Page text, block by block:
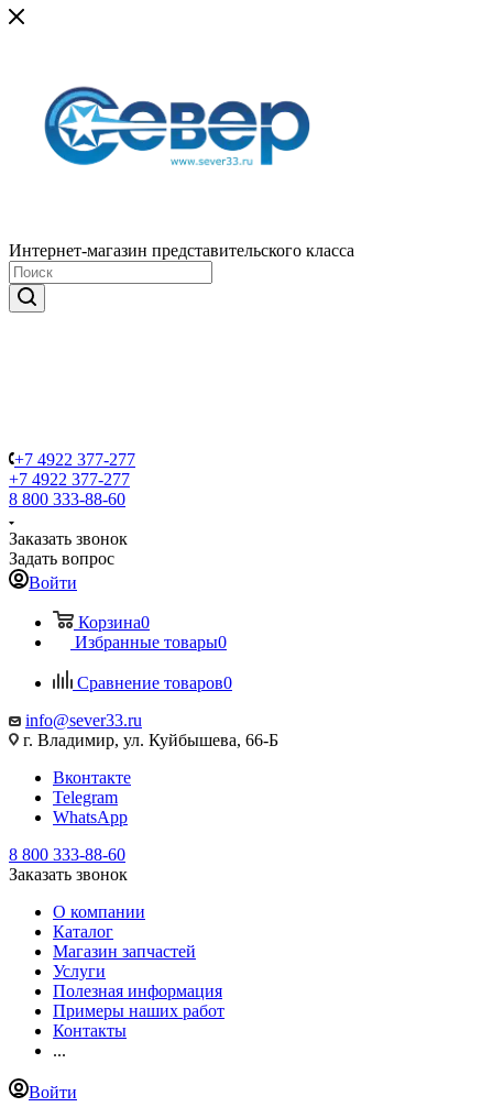
Интернет-магазин представительского класса
+7 4922 377-277
+7 4922 377-277
8 800 333-88-60
Заказать звонок
Задать вопрос
Войти
Корзина0
Избранные товары0
Сравнение товаров0
info@sever33.ru
г. Владимир, ул. Куйбышева, 66-Б
Вконтакте
Telegram
WhatsApp
8 800 333-88-60
Заказать звонок
О компании
Каталог
Магазин запчастей
Услуги
Полезная информация
Примеры наших работ
Контакты
...
Войти